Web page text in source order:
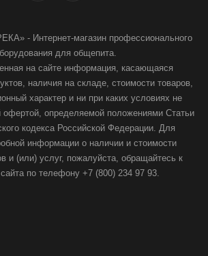
- Интернет-магазин профессионального
для общепита.
на сайте информация, касающаяся
наличия на складе, стоимости товаров,
характер и ни при каких условиях не
офертой, определяемой положениями Статьи
кодекса Российской Федерации. Для
информации о наличии и стоимости
и (или) услуг, пожалуйста, обращайтесь к
по телефону +7 (800) 234 97 93.